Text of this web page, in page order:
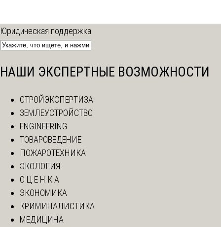
Юридическая поддержка
НАШИ ЭКСПЕРТНЫЕ ВОЗМОЖНОСТИ
СТРОЙЭКСПЕРТИЗА
ЗЕМЛЕУСТРОЙСТВО
ENGINEERING
ТОВАРОВЕДЕНИЕ
ПОЖАРОТЕХНИКА
ЭКОЛОГИЯ
О Ц Е Н К А
ЭКОНОМИКА
КРИМИНАЛИСТИКА
МЕДИЦИНА